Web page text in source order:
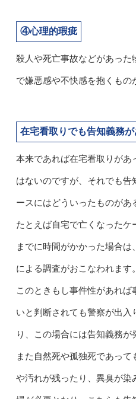
④心理的瑕疵
殺人や死亡事故などがあった
で嫌悪感や不快感を抱くもの
在宅看取りでも告知義務
本来であれば在宅看取りが
はないのですが、それでも
ースにはどういったものがあ
たとえば自宅で亡くなった
までに時間がかかった場合
による調査がおこなわれます。
このときもし事件性があれ
いと判断されても警察が出
り、この場合には告知義務が
また自然死や孤独死であっ
や汚れが残ったり、異臭が